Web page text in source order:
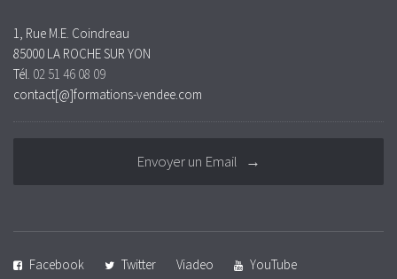
1, Rue M.E. Coindreau
85000 LA ROCHE SUR YON
Tél. 02 51 46 08 09
contact[@]formations-vendee.com
Envoyer un Email →
Facebook Twitter Viadeo YouTube